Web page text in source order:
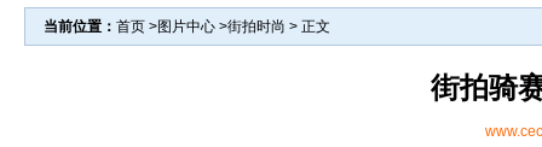
当前位置： 首页 >图片中心 >街拍时尚 > 正文
街拍骑